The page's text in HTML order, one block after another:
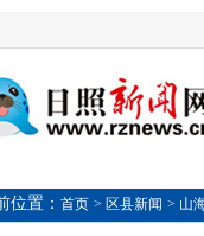
位置： 首页 > 区县新闻 > 山